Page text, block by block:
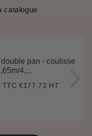
catalogue
pan - coulisse
4,...
TTC€213,28
€177,73 HT